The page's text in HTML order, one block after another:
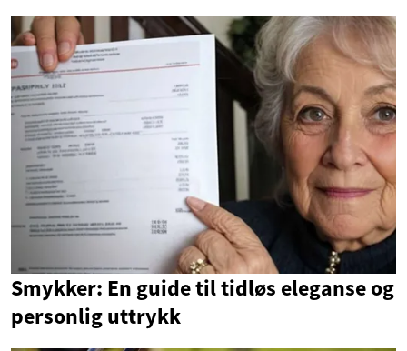
Smykker: En guide til tidløs eleganse og
personlig uttrykk